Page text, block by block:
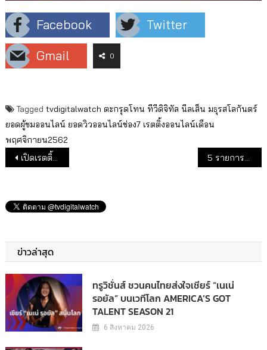
Facebook
Twitter
Gmail
0
Tagged tvdigitalwatch ตะกรุดโทน ทีวีดิจิทัล นีลเส็น มธุรสโลกันตร์
ยอดผู้ชมออนไลน์ ยอดวิวออนไลน์ช่อง7 เรตติ้งออนไลน์เดือน
พฤศจิกายน2562
แนะแนวเรื่อง
เปิดเรตติ้งกลุ่มรายการข่าวเช้าทุกช่อง 5 รายการยอดวิวออนไลน์สูงสุดช่องเวิร์คพอยท์ เดือน พ.ย.62
ข่าวล่าสุด
ทรูวิชั่นส์ ชวนคนไทยส่งใจเชียร์ “เนเน่
รอยัล” บนเวทีโลก AMERICA’S GOT
TALENT SEASON 21
6 สิงหาคม 2026